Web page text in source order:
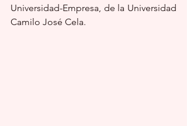
Universidad-Empresa, de la Universidad
Camilo José Cela.